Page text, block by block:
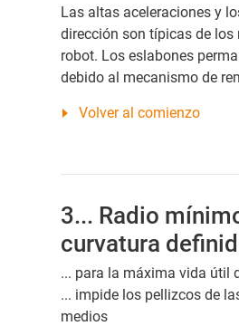
Las altas aceleraciones y
dirección son típicas de los
robot. Los eslabones
debido al mecanismo de
Volver al comienzo
3... Radio
curvatura
... para la máxima vida útil
... impide los pellizcos de
medios